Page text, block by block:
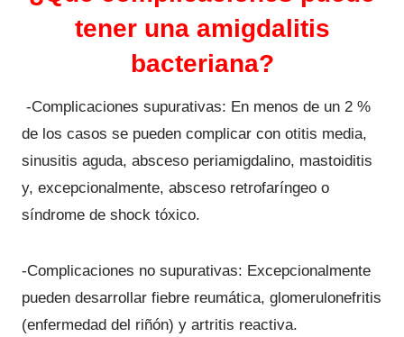
tener una amigdalitis
bacteriana?
-Complicaciones supurativas: En menos de un 2 %
de los casos se pueden complicar con otitis media,
sinusitis aguda, absceso periamigdalino, mastoiditis
y, excepcionalmente, absceso retrofaríngeo o
síndrome de shock tóxico.
-Complicaciones no supurativas: Excepcionalmente
pueden desarrollar fiebre reumática, glomerulonefritis
(enfermedad del riñón) y artritis reactiva.